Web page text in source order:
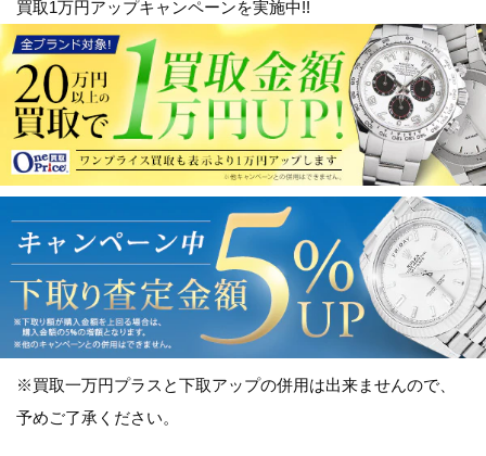
買取1万円アップキャンペーンを実施中!!
※買取一万円プラスと下取アップの併用は出来ませんので、
予めご了承ください。